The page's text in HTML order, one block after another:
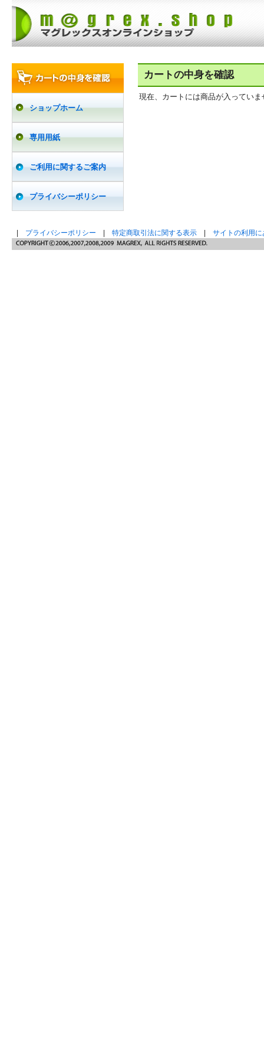
ショップホーム
専用用紙
ご利用に関するご案内
プライバシーポリシー
カートの中身を確認
現在、カートには商品が入っていま
プライバシーポリシー 特定商取引法に関する表示 サイトの利用に